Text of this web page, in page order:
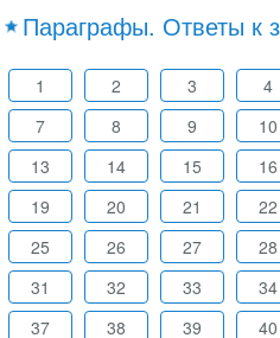
Параграфы. Ответы к
1 2 3 4
7
8 9 10
13
14 15 16
19
20 21 22
25
26 27 28
31
32 33 34
37
38 39 40